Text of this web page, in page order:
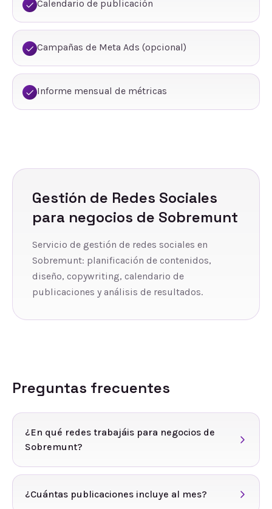
Calendario de publicación
Campañas de Meta Ads (opcional)
Informe mensual de métricas
Gestión de Redes Sociales
para negocios de Sobremunt
Servicio de gestión de redes sociales en
Sobremunt: planificación de contenidos,
diseño, copywriting, calendario de
publicaciones y análisis de resultados.
Preguntas frecuentes
¿En qué redes trabajáis para negocios de
Sobremunt?
¿Cuántas publicaciones incluye al mes?